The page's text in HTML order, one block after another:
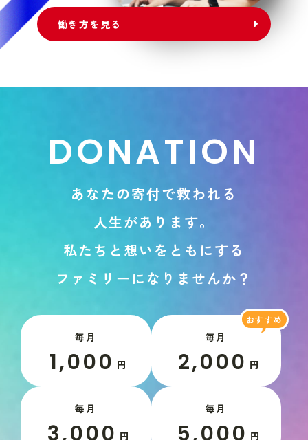
働き方を見る
DONATION
あ な たの寄付で救われ る
人生があ り ま す。
私た ち と 想い を と も にする
フ ァ ミ リ ーに な り ま せんか ？
毎月
1,000 円
毎月
2,000 円
毎月
3,000 円
毎月
5,000 円